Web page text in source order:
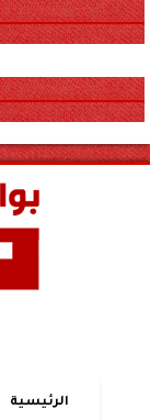
الرئيسية